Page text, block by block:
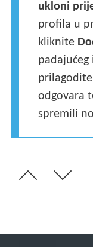
ukloni
profila u
kliknite
odgovara
spremili